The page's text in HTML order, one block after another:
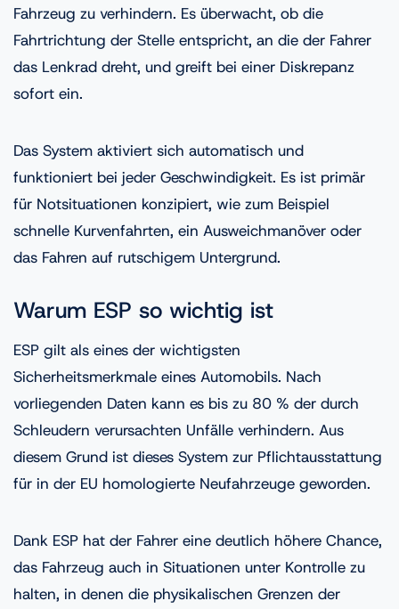
Fahrzeug zu verhindern. Es überwacht, ob die
Fahrtrichtung der Stelle entspricht, an die der Fahrer
das Lenkrad dreht, und greift bei einer Diskrepanz
sofort ein.
Das System aktiviert sich automatisch und
funktioniert bei jeder Geschwindigkeit. Es ist primär
für Notsituationen konzipiert, wie zum Beispiel
schnelle Kurvenfahrten, ein Ausweichmanöver oder
das Fahren auf rutschigem Untergrund.
Warum ESP so wichtig ist
ESP gilt als eines der wichtigsten
Sicherheitsmerkmale eines Automobils. Nach
vorliegenden Daten kann es bis zu 80 % der durch
Schleudern verursachten Unfälle verhindern. Aus
diesem Grund ist dieses System zur Pflichtausstattung
für in der EU homologierte Neufahrzeuge geworden.
Dank ESP hat der Fahrer eine deutlich höhere Chance,
das Fahrzeug auch in Situationen unter Kontrolle zu
halten, in denen die physikalischen Grenzen der